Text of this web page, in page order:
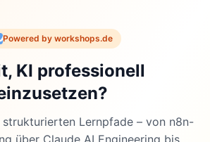
Powered by workshops.de
KI professionell
strukturierten Lernpfade – von n8n-
über Claude AI Engineering bis